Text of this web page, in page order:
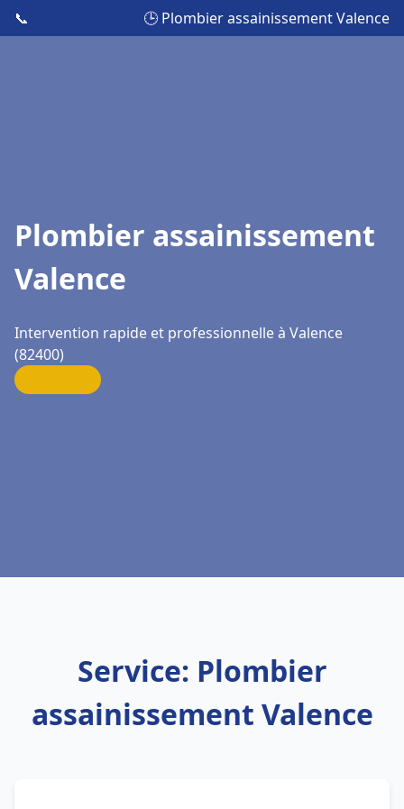
📞 🕒 Plombier assainissement Valence
Plombier assainissement
Valence
Intervention rapide et professionnelle à Valence
(82400)
Service: Plombier
assainissement Valence